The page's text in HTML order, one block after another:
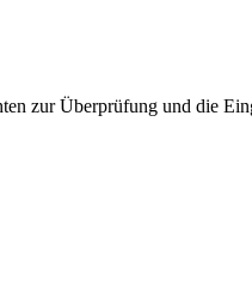
zur Überprüfung und die